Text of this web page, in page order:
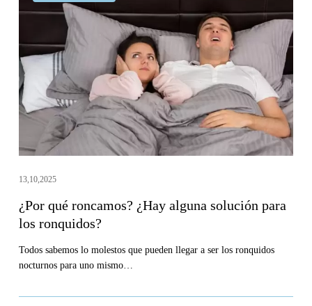
roncamos?
alguna
solución
para
los
ronquidos?
13,10,2025
¿Por qué roncamos? ¿Hay alguna solución para
los ronquidos?
Todos sabemos lo molestos que pueden llegar a ser los ronquidos
nocturnos para uno mismo…